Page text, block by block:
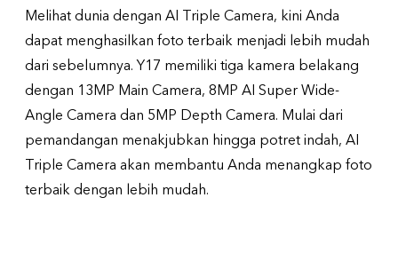
Melihat dunia dengan AI Triple Camera, kini Anda
dapat menghasilkan foto terbaik menjadi lebih mudah
dari sebelumnya. Y17 memiliki tiga kamera belakang
dengan 13MP Main Camera, 8MP AI Super Wide-
Angle Camera dan 5MP Depth Camera. Mulai dari
pemandangan menakjubkan hingga potret indah, AI
Triple Camera akan membantu Anda menangkap foto
terbaik dengan lebih mudah.